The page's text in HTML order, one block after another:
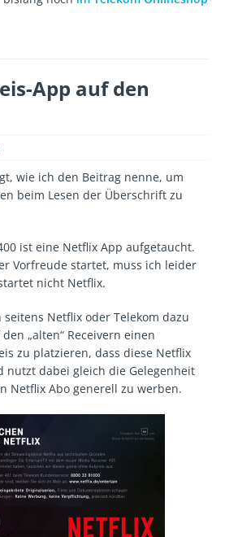
App auf den
wie ich den Beitrag nenne, um
beim Lesen der Überschrift zu
ist eine Netflix App aufgetaucht.
Vorfreude startet, muss ich leider
nicht Netflix.
Netflix oder Telekom dazu
„alten“ Receivern einen
zu platzieren, dass diese Netflix
dabei gleich die Gelegenheit
Netflix Abo generell zu werben.